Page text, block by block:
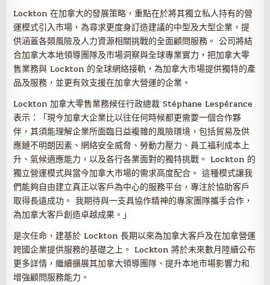
Lockton 在加拿大的發展策略，重點在於將其獨立私人持有的營
運模式引入市場，為尋求更度身訂造建議的中型及大型企業，提
供涵蓋各類風險及人力資源相關挑戰的全面顧問服務。 公司將結
合加拿大本地領導團隊及市場洞察與全球專業實力，把加拿大零
售業務與 Lockton 的全球網絡接軌，為加拿大市場提供獨特的產
品及服務，並更有效支援在加拿大營運的企業。
Lockton 加拿大零售業務候任行政總裁 Stéphane Lespérance
表示：「現今加拿大企業比以往任何時候都更需要一個合作夥
伴，其須能理解企業所面臨日益複雜的風險環境，包括貿易及供
應鏈不明朗因素、網絡安全威脅、勞動力壓力、員工福利成本上
升、氣候適應能力，以及各行各業面對的獨特挑戰。 Lockton 的
獨立營運模式與當今加拿大市場的需求高度配合。 這種模式讓我
們能夠自由建立真正以客戶為中心的服務平台，專注於協助客戶
取得長遠成功。 我期待與一支具協作精神的專家團隊攜手合作，
為加拿大客戶創造卓越成果。」
是次任命，建基於 Lockton 長期以來為加拿大客戶及在加拿營運
跨國企業提供服務的基礎之上。 Lockton 將於未來數月陸續公布
更多詳情，繼續擴展其加拿大領導團隊、提升本地市場影響力和
增強顧問服務能力。